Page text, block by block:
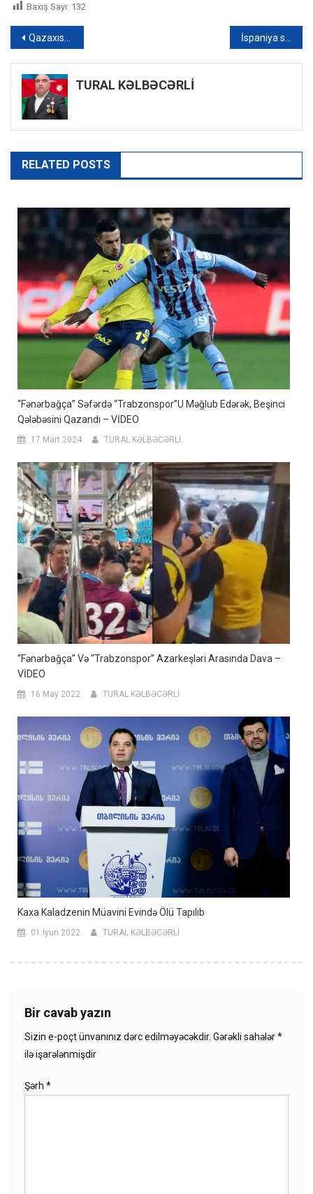
Baxış Sayı: 132
Yazı
naviqasiyası
Qazaxıstanda Rusiya “McDonalds”ının sahibi Kayrat Boranbayev saxlanılıb
TURAL KƏLBƏCƏRLİ
RELATED POSTS
“Fənərbağça” Səfərdə “Trabzonspor”u Məğlub Edərək, Beşinci
Qələbəsini Qazandı – VİDEO
17 Mart 2024 TURAL KƏLBƏCƏRLİ
“Fənərbağça” Və “Trabzonspor” Azarkeşləri Arasında Dava –
VİDEO
16 May 2022 TURAL KƏLBƏCƏRLİ
Kaxa Kaladzenin Müavini Evində Ölü Tapılıb
01 İyun 2022 TURAL KƏLBƏCƏRLİ
Bir cavab yazın
Sizin e-poçt ünvanınız dərc edilməyəcəkdir. Gərəkli sahələr*
ilə işarələnmişdir
Şərh *